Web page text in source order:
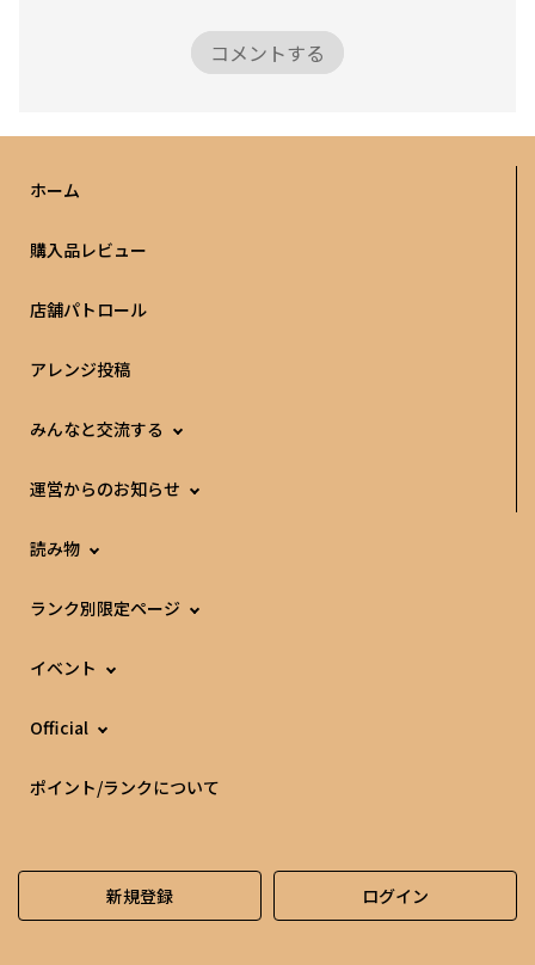
コメントする
ホーム
購入品レビュー
店舗パトロール
アレンジ投稿
みんなと交流する
運営からのお知らせ
読み物
ランク別限定ページ
イベント
Official
ポイント/ランクについて
新規登録 ログイン